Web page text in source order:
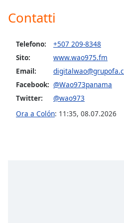
dialog
window.
cancel
close
window.
Contatti
Telefono:
+507 209-8348
Sito:
www.wao975.fm
Email:
Facebook: @Wao973panama
Twitter:
@wao973
Ora a Colón: 11:35, 08.07.2026